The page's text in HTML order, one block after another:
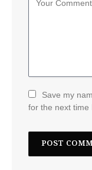
Save my
for the next time